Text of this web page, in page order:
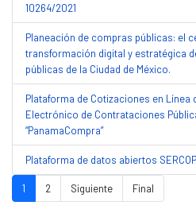
10264/2021
Planeación de compras públicas: el
transformación digital y estratégica
públicas de la Ciudad de México.
Plataforma de Cotizaciones en Línea
Electrónico de Contrataciones
“PanamaCompra”
Plataforma de datos abiertos SERCOP
1 2 Siguiente Final